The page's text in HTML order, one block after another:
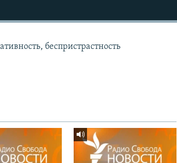
беспристрастность